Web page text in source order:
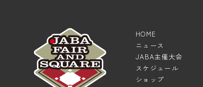
HOME
ニュース
JABA主催大会
スケジュール
ショップ